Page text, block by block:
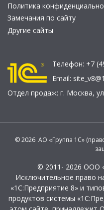
Политика
Замечания по сайту
Другие сайты
Телефон: +7
Email:
Отдел продаж: г. Москва,
© 2026 АО «Группа 1С»
© 2011- 2026 ООО
Исключительное право
«1С:Предприятие 8» и
продуктов системы